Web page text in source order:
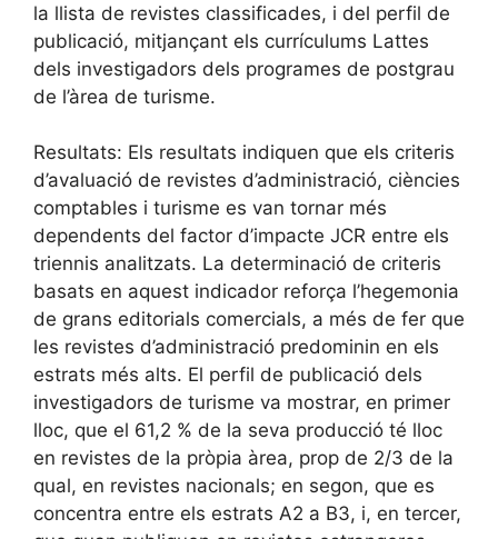
la llista de revistes classificades, i del perfil de
publicació, mitjançant els currículums Lattes
dels investigadors dels programes de postgrau
de l’àrea de turisme.
Resultats: Els resultats indiquen que els criteris
d’avaluació de revistes d’administració, ciències
comptables i turisme es van tornar més
dependents del factor d’impacte JCR entre els
triennis analitzats. La determinació de criteris
basats en aquest indicador reforça l’hegemonia
de grans editorials comercials, a més de fer que
les revistes d’administració predominin en els
estrats més alts. El perfil de publicació dels
investigadors de turisme va mostrar, en primer
lloc, que el 61,2 % de la seva producció té lloc
en revistes de la pròpia àrea, prop de 2/3 de la
qual, en revistes nacionals; en segon, que es
concentra entre els estrats A2 a B3, i, en tercer,